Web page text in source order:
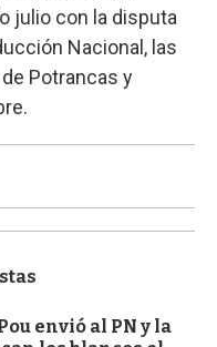
julio con la disputa
Nacional, las
Potrancas y
envió al PN y la